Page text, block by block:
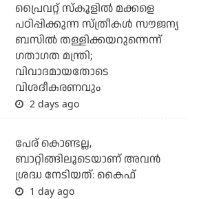
പ്രൈവറ്റ് സ്‌കൂളില്‍ മക്കളെ
പഠിപ്പിക്കുന്ന സ്ത്രീകള്‍ സൗജന്യ
ബസില്‍ തള്ളിക്കയറുന്നെന്ന്
ഗതാഗത മന്ത്രി;
വിവാദമായതോടെ
വിശദീകരണവും
2 days ago
പേര് കൊണ്ടല്ല,
ബാറ്റിങ്ങിലൂടെയാണ് അവൻ
ശ്രദ്ധ നേടിയത്: കൈഫ്
1 day ago